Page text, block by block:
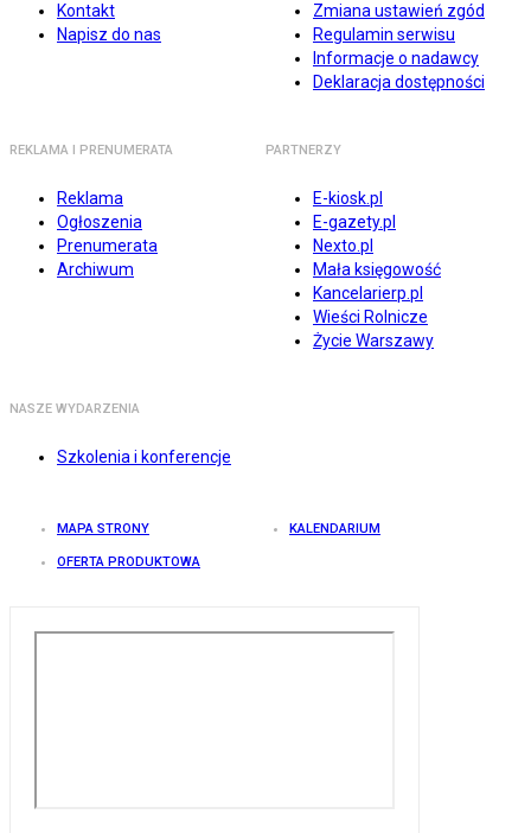
Kontakt
Napisz do nas
Zmiana ustawień zgód
Regulamin serwisu
Informacje o nadawcy
Deklaracja dostępności
REKLAMA I PRENUMERATA
Reklama
Ogłoszenia
Prenumerata
Archiwum
PARTNERZY
E-kiosk.pl
E-gazety.pl
Nexto.pl
Mała księgowość
Kancelarierp.pl
Wieści Rolnicze
Życie Warszawy
NASZE WYDARZENIA
Szkolenia i konferencje
MAPA STRONY KALENDARIUM
OFERTA PRODUKTOWA